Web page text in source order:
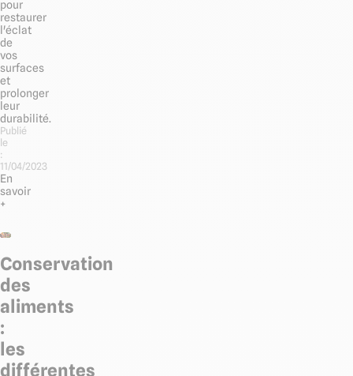
pour
restaurer
l'éclat
de
vos
surfaces
et
prolonger
leur
durabilité.
Publié
le
:
11/04/2023
En
savoir
+
Conservation
des
aliments
:
les
différentes